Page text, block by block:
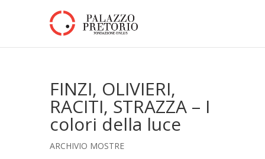
FINZI, OLIVIERI,
RACITI, STRAZZA – I
colori della luce
ARCHIVIO MOSTRE